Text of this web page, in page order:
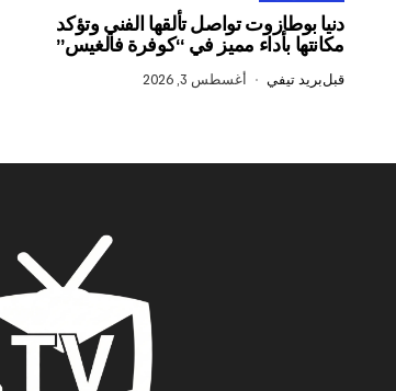
دنيا بوطازوت تواصل تألقها الفني وتؤكد
مكانتها بأداء مميز في “كوفرة فالغيس”
قبلبريد تيفي أغسطس 3, 2026